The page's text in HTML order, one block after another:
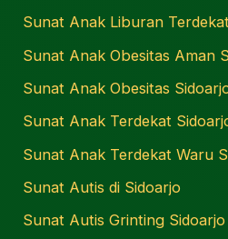
Sunat Anak Liburan
Sunat Anak Obesitas Aman
Sunat Anak Obesitas
Sunat Anak Terdekat
Sunat Anak Terdekat Waru
Sunat Autis di Sidoarjo
Sunat Autis Grinting Sidoarjo